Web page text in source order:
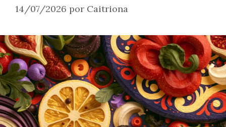
14/07/2026 por Caitriona